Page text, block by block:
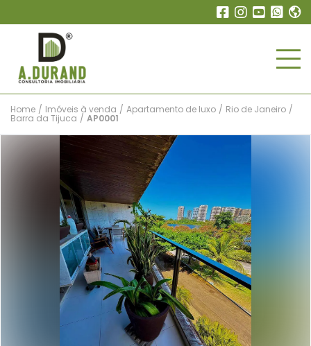
Home / Imóveis à venda / Apartamento de luxo / Rio de Janeiro /
Barra da Tijuca / AP0001